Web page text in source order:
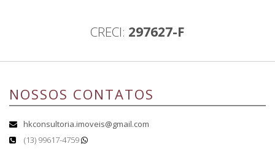
CRECI: 297627-F
NOSSOS CONTATOS
hkconsultoria.imoveis@gmail.com
(13) 99617-4759